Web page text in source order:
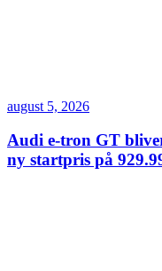
august 5, 2026
Audi e-tron GT
ny startpris på